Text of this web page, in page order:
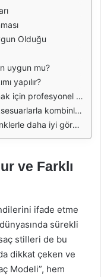
Olduğu
uygun mu?
yapılır?
yardım almak şart mı?
kombinlenebilir?
daha iyi görünür?
ve Farklı
ifade etme
sürekli
stilleri de bu
dikkat çeken ve
Modeli”, hem